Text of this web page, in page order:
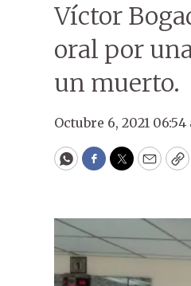
Víctor
oral por
un muerto.
Octubre 6, 2021 06:54
WhatsApp
Facebook
Twitter
Email